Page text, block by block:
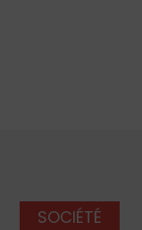
SOCIÉTÉ